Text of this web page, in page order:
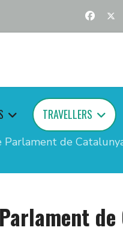
TRAVELLERS
Parlament de